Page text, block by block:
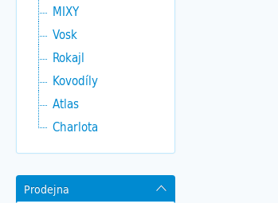
MIXY
Vosk
Rokajl
Kovodíly
Atlas
Charlota
Prodejna